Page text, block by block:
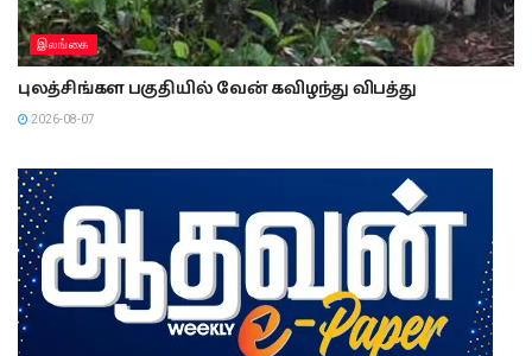
இலங்கை
புலத்சிங்கள பகுதியில் வேன் கவிழந்து விபத்து
2026-08-07